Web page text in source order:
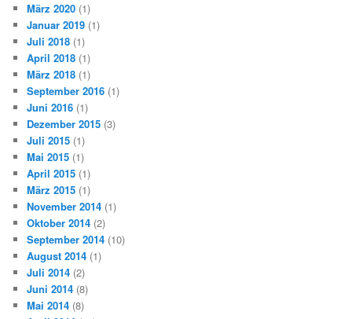
März 2020 (1)
Januar 2019 (1)
Juli 2018 (1)
April 2018 (1)
März 2018 (1)
September 2016 (1)
Juni 2016 (1)
Dezember 2015 (3)
Juli 2015 (1)
Mai 2015 (1)
April 2015 (1)
März 2015 (1)
November 2014 (1)
Oktober 2014 (2)
September 2014 (10)
August 2014 (1)
Juli 2014 (2)
Juni 2014 (8)
Mai 2014 (8)